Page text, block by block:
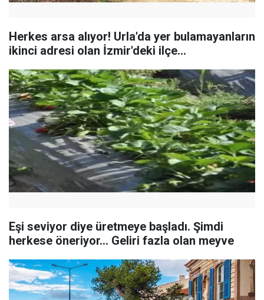
Herkes arsa alıyor! Urla'da yer bulamayanların
ikinci adresi olan İzmir'deki ilçe...
Eşi seviyor diye üretmeye başladı. Şimdi
herkese öneriyor... Geliri fazla olan meyve